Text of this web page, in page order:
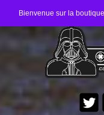
Bienvenue sur la